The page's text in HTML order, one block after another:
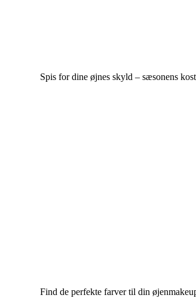
Spis for dine øjnes skyld – sæsonens
Find de perfekte farver til din